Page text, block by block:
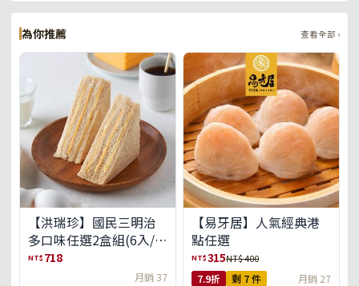
為你推薦 查看全部 ›
【洪瑞珍】國民三明治
多口味任選2盒組(6入/
盒)(免運)
NT$ 718
月銷 37
【易牙居】人氣經典港
點任選
NT$315NT$ 400
7.9折 剩 7 件 月銷 27